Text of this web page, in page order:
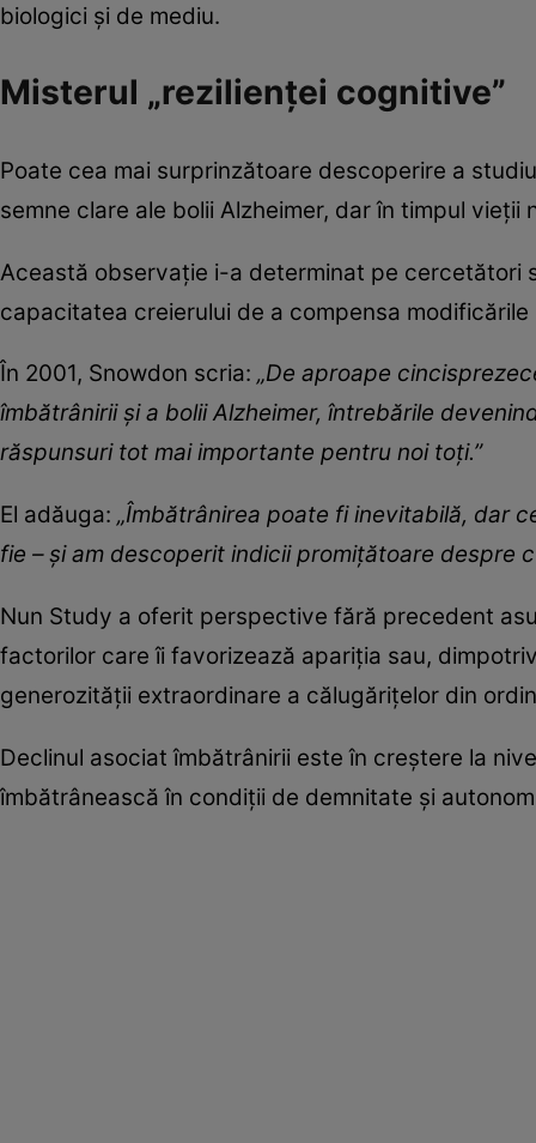
biologici și de mediu.
Misterul „rezilienței cognitive”
Poate cea mai surprinzătoare descoperire a
semne clare ale bolii Alzheimer, dar în timpul
Această observație i-a determinat pe cercetători
capacitatea creierului de a compensa
În 2001, Snowdon scria: „De aproape
îmbătrânirii și a bolii Alzheimer, întrebările
răspunsuri tot mai importante pentru noi toți.”
El adăuga: „Îmbătrânirea poate fi inevitabilă, dar
fie – și am descoperit indicii promițătoare despre
Nun Study a oferit perspective fără precedent
factorilor care îi favorizează apariția sau,
generozității extraordinare a călugărițelor din
Declinul asociat îmbătrânirii este în creștere la
îmbătrânească în condiții de demnitate și